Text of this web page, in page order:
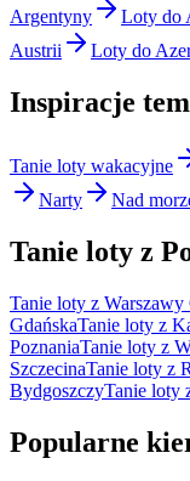
Argentyny
Loty do
Austrii
Loty do
Inspiracje
Tanie loty wakacyjne
Narty
Nad
Tanie loty z
Tanie loty z Warszawy
GdańskaTanie loty z
PoznaniaTanie loty z
SzczecinaTanie loty z
BydgoszczyTanie loty
Popularne